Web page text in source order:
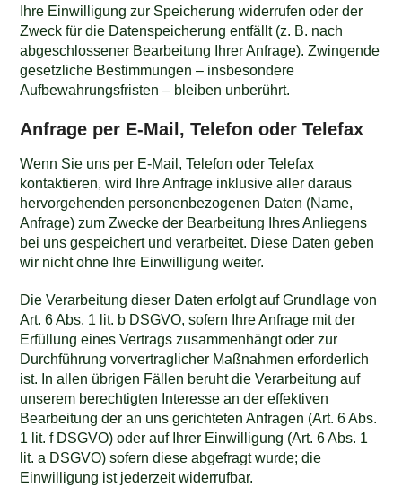
Ihre Einwilligung zur Speicherung widerrufen oder der
Zweck für die Datenspeicherung entfällt (z. B. nach
abgeschlossener Bearbeitung Ihrer Anfrage). Zwingende
gesetzliche Bestimmungen – insbesondere
Aufbewahrungsfristen – bleiben unberührt.
Anfrage per E-Mail, Telefon oder Telefax
Wenn Sie uns per E-Mail, Telefon oder Telefax
kontaktieren, wird Ihre Anfrage inklusive aller daraus
hervorgehenden personenbezogenen Daten (Name,
Anfrage) zum Zwecke der Bearbeitung Ihres Anliegens
bei uns gespeichert und verarbeitet. Diese Daten geben
wir nicht ohne Ihre Einwilligung weiter.
Die Verarbeitung dieser Daten erfolgt auf Grundlage von
Art. 6 Abs. 1 lit. b DSGVO, sofern Ihre Anfrage mit der
Erfüllung eines Vertrags zusammenhängt oder zur
Durchführung vorvertraglicher Maßnahmen erforderlich
ist. In allen übrigen Fällen beruht die Verarbeitung auf
unserem berechtigten Interesse an der effektiven
Bearbeitung der an uns gerichteten Anfragen (Art. 6 Abs.
1 lit. f DSGVO) oder auf Ihrer Einwilligung (Art. 6 Abs. 1
lit. a DSGVO) sofern diese abgefragt wurde; die
Einwilligung ist jederzeit widerrufbar.